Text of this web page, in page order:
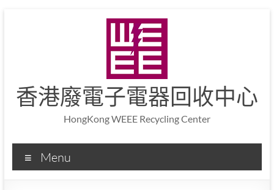
香港廢電子電器回收中心
HongKong WEEE Recycling Center
Menu